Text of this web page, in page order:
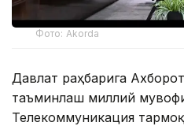
Фото: Akorda
Давлат раҳбарига
таъминлаш миллий
Телекоммуникация